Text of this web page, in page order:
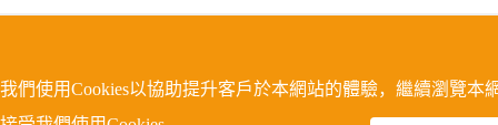
我們使用Cookies以協助提升客戶於本網站的體驗，繼續瀏覽本